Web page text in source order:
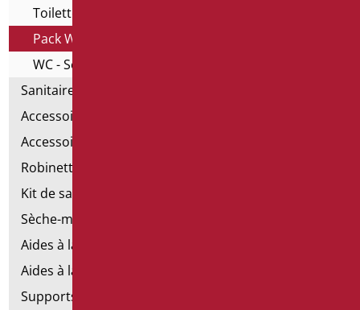
Toilette sur pied et bidet
Pack WC
WC - Série Home
Sanitaires spéciaux
Accessoires pour cuvette
Accessoires pour la salle de bain
Robinetterie
Kit de salle de bains standard
Sèche-mains électriques
Aides à la salle de bains d'émergence
Aides à la salle de bains en acier inoxydable
Supports de fixation pour les murs en placoplâtre